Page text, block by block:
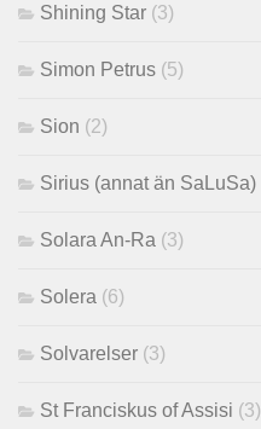
Shining Star (3)
Simon Petrus (5)
Sion (2)
Sirius (annat än SaLuSa)
Solara An-Ra (3)
Solera (6)
Solvarelser (3)
St Franciskus of Assisi (3)